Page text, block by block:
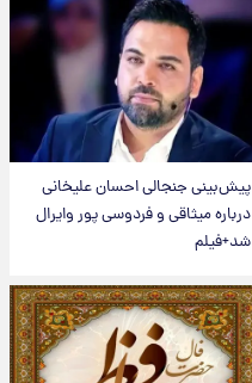
پیش‌بینی جنجالی احسان علیخانی
درباره میثاقی و فردوسی پور وایرال
شد+فیلم